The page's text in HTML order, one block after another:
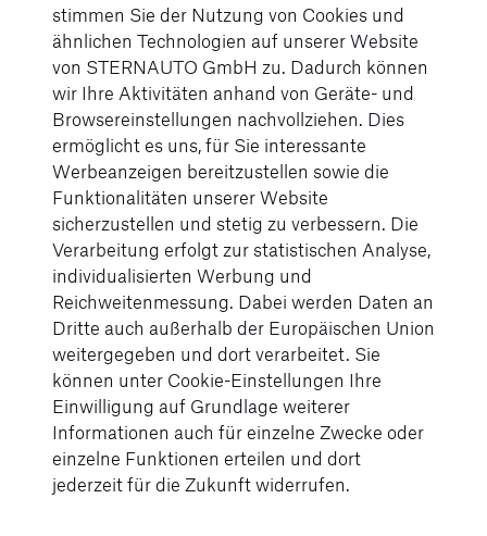
Professionelles und wertschätzendes
Miteinander
Moderne Arbeitsplätze und Technik
Weihnachts-/ Urlaubsgeld (13.
Monatsgehalt)
29 Tage Urlaub
flexible Arbeitszeiten bei einer 40h/Woche
Tarifgehalt
Intensive Einarbeitung
Internes Seminarprogramm für individuelle
Weiterbildungen und langfristige
Perspektiven
stimmen Sie der Nutzung von Cookies und
ähnlichen Technologien auf unserer Website
von STERNAUTO GmbH zu. Dadurch können
wir Ihre Aktivitäten anhand von Geräte- und
Browsereinstellungen nachvollziehen. Dies
ermöglicht es uns, für Sie interessante
Werbeanzeigen bereitzustellen sowie die
Funktionalitäten unserer Website
sicherzustellen und stetig zu verbessern. Die
Verarbeitung erfolgt zur statistischen Analyse,
individualisierten Werbung und
Reichweitenmessung. Dabei werden Daten an
Dritte auch außerhalb der Europäischen Union
weitergegeben und dort verarbeitet. Sie
können unter Cookie-Einstellungen Ihre
Einwilligung auf Grundlage weiterer
Informationen auch für einzelne Zwecke oder
einzelne Funktionen erteilen und dort
jederzeit für die Zukunft widerrufen.